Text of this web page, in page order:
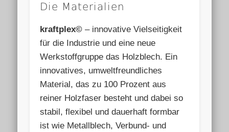
Die Materialien
kraftplex©– innovative Vielseitigkeit
für die Industrie und eine neue
Werkstoffgruppe das Holzblech. Ein
innovatives, umweltfreundliches
Material, das zu 100 Prozent aus
reiner Holzfaser besteht und dabei so
stabil, flexibel und dauerhaft formbar
ist wie Metallblech, Verbund- und